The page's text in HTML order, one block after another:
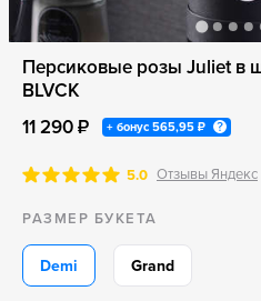
Персиковые розы Juliet в
BLVCK
11 290 ₽
+ бонус 565,95 ₽
5.0 Отзывы Яндекс
РАЗМЕР БУКЕТА
Demi Grand